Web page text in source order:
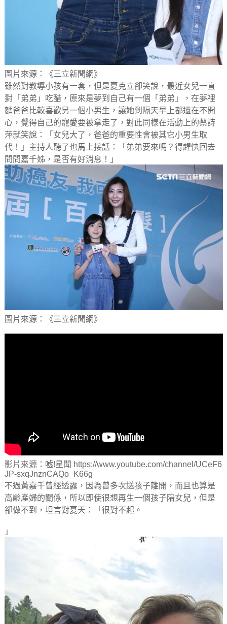
圖片來源：《三立新聞網》
雖然對教導小孩有一套，但是夏克立卻笑說，最近女兒一直
對「弟弟」吃醋，原來是夢到自己有一個「弟弟」，在夢裡
麵爸爸比較喜歡另一個小男生，讓她到隔天早上都還在不開
心，覺得自己的寵愛要被拿走了，對此同樣在活動上的蔡詩
萍就笑說：「女兒大了，爸爸的重要性會被其它小男生取
代！」主持人聽了也馬上接話：「弟弟要來嗎？得趕快回去
問問嘉千姊，是否有好消息！」
圖片來源：《三立新聞網》
影片來源：噓!星聞 https://www.youtube.com/channel/UCeF6
JP-sxqJnznCAQo_K66g
不過黃嘉千曾經透露，因為曾多次送孩子離開，而且也算是
高齡產婦的關係，所以即使很想再生一個孩子陪女兒，但是
卻做不到，坦言對夏天：「很對不起。
」